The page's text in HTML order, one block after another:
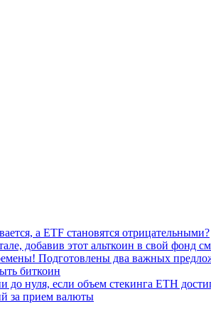
а ETF становятся отрицательными?
добавив этот альткоин в свой фонд
Подготовлены два важных
биткоин
нуля, если объем стекинга ETH
за прием валюты